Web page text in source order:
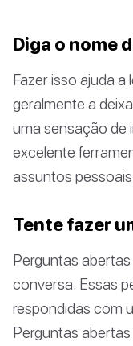
Diga o nome
Fazer isso ajuda
geralmente a
uma sensação de
excelente
assuntos
Tente fazer
Perguntas
conversa. Essas
respondidas com
Perguntas